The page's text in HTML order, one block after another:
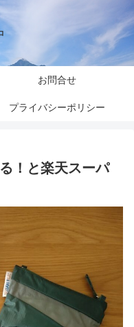
お問合せ
プライバシーポリシー
！と楽天スーパ